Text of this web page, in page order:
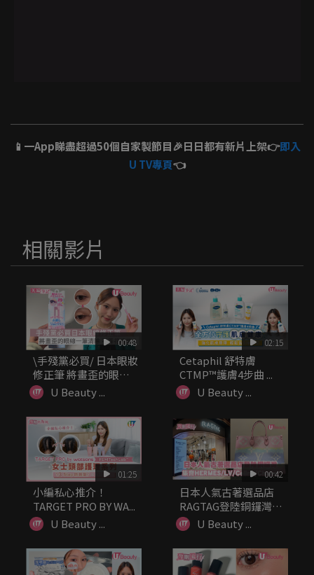
📱一App睇盡超過50個自家製節目🎉日日都有新片上架👉即入
U TV專頁👈
相關影片
00:48
\手殘黨必買/ 日本眼妝
修正筆 將畫歪的眼線
一筆...
U Beauty ...
02:15
Cetaphil 舒特膚
CTMP™護膚4步曲 ...
U Beauty ...
01:25
小編私心推介！
TARGET PRO BY WA...
U Beauty ...
00:42
日本人氣古著選品店
RAGTAG登陸銅鑼灣!
集齊H...
U Beauty ...